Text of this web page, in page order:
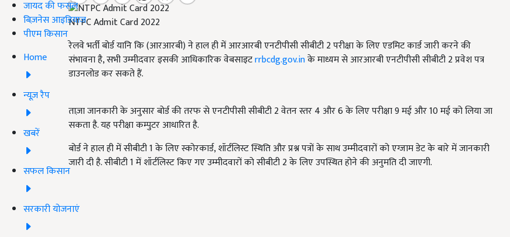
जायद की फसल
बिज़नेस आइडियाज
पीएम किसान
Home
न्यूज़ रैप
खबरें
सफल किसान
सरकारी योजनाएं
NTPC Admit Card 2022
रेलवे भर्ती बोर्ड यानि कि (आरआरबी) ने हाल ही में आरआरबी एनटीपीसी सीबीटी 2 परीक्षा के लिए एडमिट कार्ड जारी करने की
संभावना है, सभी उम्मीदवार इसकी आधिकारिक वेबसाइटrrbcdg.gov.inके माध्यम से आरआरबी एनटीपीसी सीबीटी 2 प्रवेश पत्र
डाउनलोड कर सकते हैं.
ताज़ा जानकारी के अनुसार बोर्ड की तरफ से एनटीपीसी सीबीटी 2 वेतन स्तर 4 और 6 के लिए परीक्षा 9 मई और 10 मई को लिया जा
सकता है. यह परीक्षा कम्पुटर आधारित है.
बोर्ड ने हाल ही में सीबीटी 1 के लिए स्कोरकार्ड, शॉर्टलिस्ट स्थिति और प्रश्न पत्रों के साथ उम्मीदवारों को एग्जाम डेट के बारे में जानकारी
जारी दी है. सीबीटी 1 में शॉर्टलिस्ट किए गए उम्मीदवारों को सीबीटी 2 के लिए उपस्थित होने की अनुमति दी जाएगी.